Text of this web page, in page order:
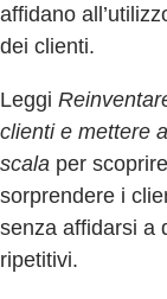
affidano
dei clienti.
Leggi
clienti e mettere
scala per
sorprendere i
senza affidarsi a
ripetitivi.